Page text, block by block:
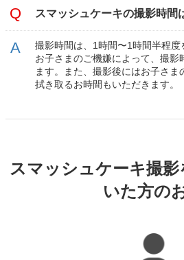
スマッシュケーキの撮影時間
撮影時間は、1時間〜1時間半程度
お子さまのご機嫌によって、撮影
ます。また、撮影後にはお子さ
拭き取るお時間もいただきます。
スマッシュケーキ撮
いた方の